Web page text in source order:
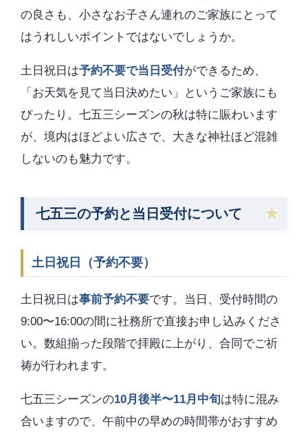
の良さも、小さなお子さん連れのご家族にとって
はうれしいポイントではないでしょうか。
土日祝日は予約不要で当日受付ができるため、
「お天気を見て当日決めたい」というご家族にも
ぴったり。七五三シーズンの秋は特に賑わいます
が、境内はほどよい広さで、大きな神社ほど混雑
しないのも魅力です。
七五三の予約と当日受付について
土日祝日（予約不要）
土日祝日は事前予約不要です。当日、受付時間の
9:00〜16:00の間に社務所で直接お申し込みくださ
い。数組揃った段階で拝殿に上がり、合同でご祈
祷が行われます。
七五三シーズンの10月後半〜11月中旬は特に混み
合いますので、午前中の早めの時間帯がおすすめ